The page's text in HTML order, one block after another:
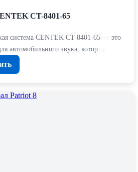
CT-8401-65
система CENTEK CT-8401-65 — это
автомобильного звука, котор…